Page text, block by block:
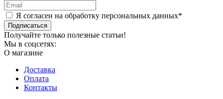
Я согласен на обработку персональных данных*
Подписаться
Получайте только полезные статьи!
Мы в соцсетях:
О магазине
Доставка
Оплата
Контакты